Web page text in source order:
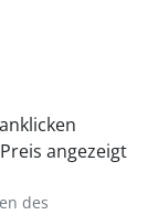
angezeigt
des